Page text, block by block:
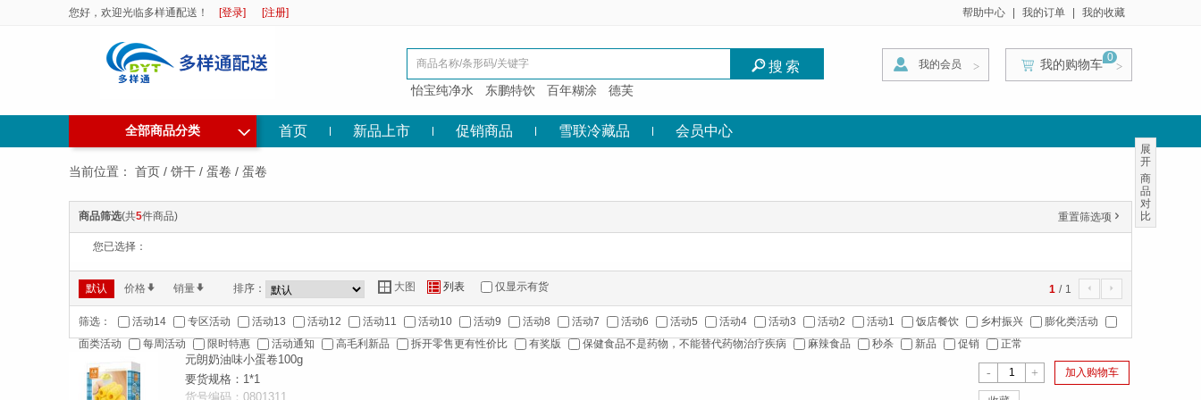
您好，欢迎光临多样通配送！ [登录] [注册] 帮助中心 我的订单 我的收藏
I搜索
怡宝纯净水 东鹏特饮 百年糊涂 德芙
>
我的会员 > >
0
我的购物车
全部商品分类 ◇ 首页 新品上市 促销商品 雪联冷藏品 会员中心
当前位置： 首页 / 饼干 / 蛋卷 / 蛋卷
商品筛选(共5件商品) 重置筛选项 '
您已选择：
默认 价格 * 销量* 排序： Y 大图 Z 列表 仅显示有货 1 / 1 4 5
筛选： 活动14 专区活动 活动13 活动12 活动11 活动10 活动9 活动8 活动7 活动6 活动5 活动4 活动3 活动2 活动1 饭店餐饮 乡村振兴
膨化类活动
面类活动
每周活动 限时特惠 活动通知 高毛利新品 拆开零售更有性价比 有奖版 保健食品不是药物，不能替代药物治疗疾病 麻辣食品 秒杀 新品 促销 正常
- + 加入购物车
元朗奶油味小蛋卷100g
要货规格：1*1
货号编码：0801311
展
开
商
品
对
比